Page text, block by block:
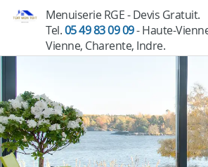
Menuiserie RGE - Devis Gratuit.
Tel.05 49 83 09 09- Haute-
Vienne, Charente, Indre.